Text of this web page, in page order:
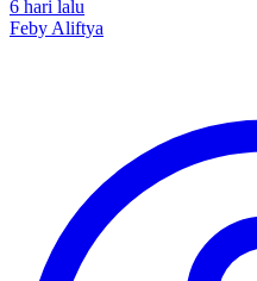
6 hari lalu
Feby Aliftya